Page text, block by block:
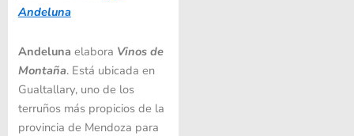
Andeluna
Andeluna elabora Vinos de
Montaña. Está ubicada en
Gualtallary, uno de los
terruños más propicios de la
provincia de Mendoza para